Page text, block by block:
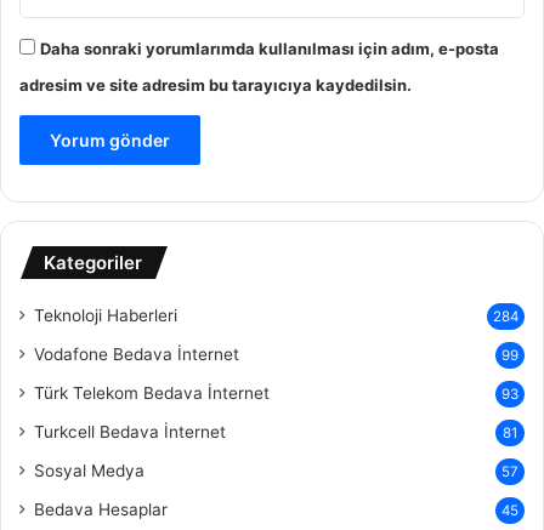
Daha sonraki yorumlarımda kullanılması için adım, e-posta
adresim ve site adresim bu tarayıcıya kaydedilsin.
Kategoriler
Teknoloji Haberleri 284
Vodafone Bedava İnternet 99
Türk Telekom Bedava İnternet 93
Turkcell Bedava İnternet 81
Sosyal Medya 57
Bedava Hesaplar 45